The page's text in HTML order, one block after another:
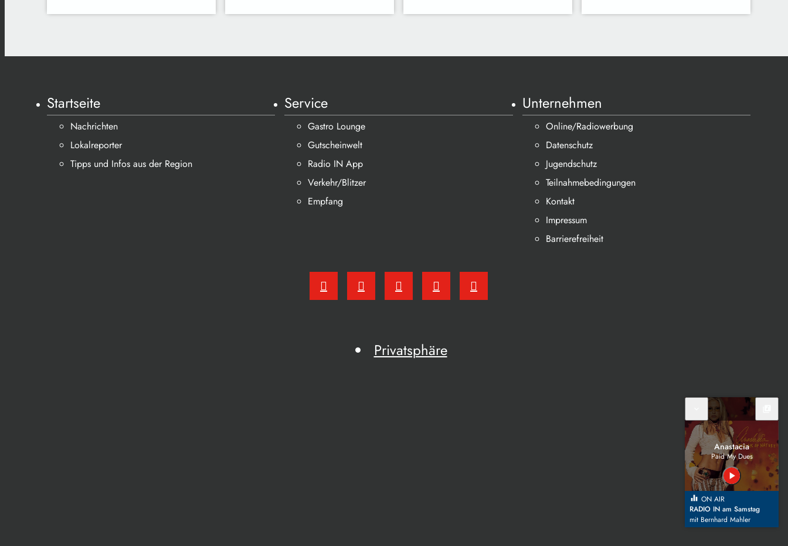
Startseite
Nachrichten
Lokalreporter
Tipps und Infos aus der Region
Service
Gastro Lounge
Gutscheinwelt
Radio IN App
Verkehr/Blitzer
Empfang
Unternehmen
Online/Radiowerbung
Datenschutz
Jugendschutz
Teilnahmebedingungen
Kontakt
Impressum
Barrierefreiheit
Privatsphäre
Anastacia
Paid My Dues
play_arrow
equalizer ON AIR
RADIO IN am Samstag
mit Bernhard Mahler